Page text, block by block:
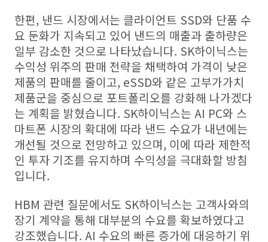
한편, 낸드 시장에서는 클라이언트 SSD와 단품 수
요 둔화가 지속되고 있어 낸드의 매출과 출하량은
일부 감소한 것으로 나타났습니다. SK하이닉스는
수익성 위주의 판매 전략을 채택하여 가격이 낮은
제품의 판매를 줄이고, eSSD와 같은 고부가가치
제품군을 중심으로 포트폴리오를 강화해 나가겠다
는 계획을 밝혔습니다. SK하이닉스는 AI PC와 스
마트폰 시장의 확대에 따라 낸드 수요가 내년에는
개선될 것으로 전망하고 있으며, 이에 따라 제한적
인 투자 기조를 유지하며 수익성을 극대화할 방침
입니다.
HBM 관련 질문에서도 SK하이닉스는 고객사와의
장기 계약을 통해 대부분의 수요를 확보하였다고
강조했습니다. AI 수요의 빠른 증가에 대응하기 위